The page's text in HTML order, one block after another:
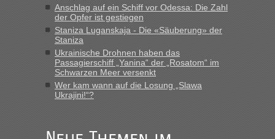
Fahrkarten kaufen. Zumindest ist es die erste Umsteigefreie
Verbindung von Deutschland...“
Recht, Visa und Dokumente • Re: Deklaration
gebrauchter Kleidung beim Zoll
„Vielen Dank, mit einem Briefchen meiner Frau im Gepäck
gab es keine Probleme“
fast 11 Milliarden aufgedeckt
Anschlag auf ein Schiff vor Odessa: Die Zahl
der Opfer ist gestiegen
Staniza Luganskaja - Die «Säuberung» der
Staniza
Ukrainische Drohnen haben das
Passagierschiff „Yanina“ der „Rosatom“ im
Schwarzen Meer versenkt
Wer kam wann auf die Losung „Slawa
Ukrajini!“?